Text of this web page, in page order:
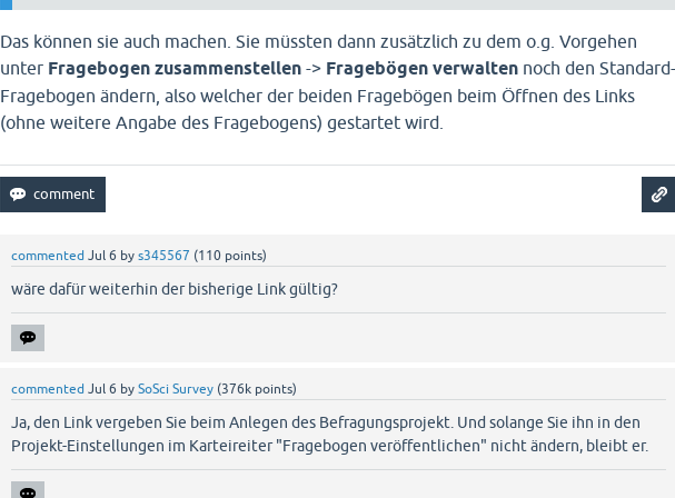
Das können sie auch machen. Sie müssten dann zusätzlich zu dem o.g. Vorgehen
unter Fragebogen zusammenstellen -> Fragebögen verwalten noch den
Fragebogen ändern, also welcher der beiden Fragebögen beim Öffnen des Links
(ohne weitere Angabe des Fragebogens) gestartet wird.
commented Jul 6 bys345567 (110 points)
wäre dafür weiterhin der bisherige Link gültig?
commented Jul 6 bySoSci Survey (376k points)
Ja, den Link vergeben Sie beim Anlegen des Befragungsprojekt. Und solange Sie ihn in den
Projekt-Einstellungen im Karteireiter "Fragebogen veröffentlichen" nicht ändern, bleibt er.